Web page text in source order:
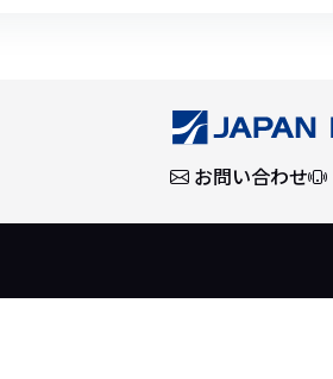
お問い合わせ